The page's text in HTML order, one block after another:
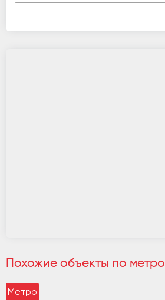
Похожие объекты по метро
Метро